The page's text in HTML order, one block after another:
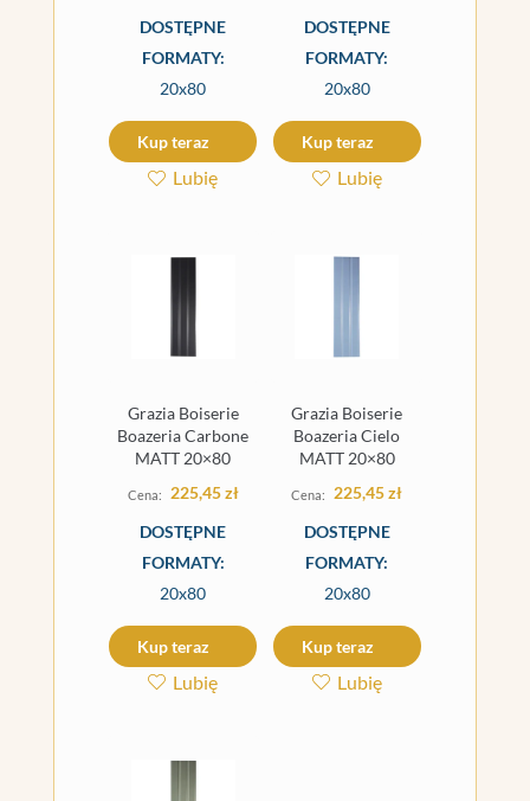
DOSTĘPNE
FORMATY:
20x80
Kup teraz
Lubię
DOSTĘPNE
FORMATY:
20x80
Kup teraz
Lubię
Grazia Boiserie
Boazeria Carbone
MATT 20×80
225,45zł
DOSTĘPNE
FORMATY:
20x80
Kup teraz
Lubię
Grazia Boiserie
Boazeria Cielo
MATT 20×80
225,45zł
DOSTĘPNE
FORMATY:
20x80
Kup teraz
Lubię